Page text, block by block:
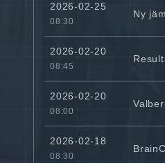
2026-02-25
08:30
Ny
2026-02-20
08:45
2026-02-20
08:00
2026-02-18
08:30